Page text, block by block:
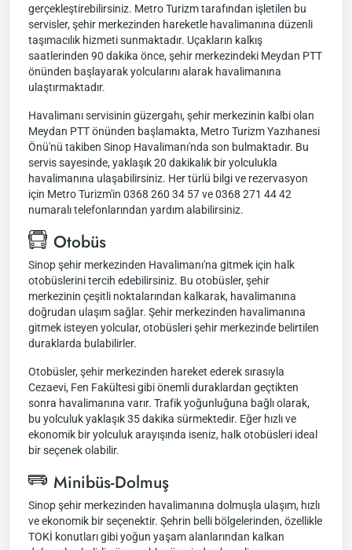
gerçekleştirebilirsiniz. Metro Turizm tarafından işletilen bu
servisler, şehir merkezinden hareketle havalimanına düzenli
taşımacılık hizmeti sunmaktadır. Uçakların kalkış
saatlerinden 90 dakika önce, şehir merkezindeki Meydan PTT
önünden başlayarak yolcularını alarak havalimanına
ulaştırmaktadır.
Havalimanı servisinin güzergahı, şehir merkezinin kalbi olan
Meydan PTT önünden başlamakta, Metro Turizm Yazıhanesi
Önü'nü takiben Sinop Havalimanı'nda son bulmaktadır. Bu
servis sayesinde, yaklaşık 20 dakikalık bir yolculukla
havalimanına ulaşabilirsiniz. Her türlü bilgi ve rezervasyon
için Metro Turizm'in 0368 260 34 57 ve 0368 271 44 42
numaralı telefonlarından yardım alabilirsiniz.
Otobüs
Sinop şehir merkezinden Havalimanı'na gitmek için halk
otobüslerini tercih edebilirsiniz. Bu otobüsler, şehir
merkezinin çeşitli noktalarından kalkarak, havalimanına
doğrudan ulaşım sağlar. Şehir merkezinden havalimanına
gitmek isteyen yolcular, otobüsleri şehir merkezinde belirtilen
duraklarda bulabilirler.
Otobüsler, şehir merkezinden hareket ederek sırasıyla
Cezaevi, Fen Fakültesi gibi önemli duraklardan geçtikten
sonra havalimanına varır. Trafik yoğunluğuna bağlı olarak,
bu yolculuk yaklaşık 35 dakika sürmektedir. Eğer hızlı ve
ekonomik bir yolculuk arayışında iseniz, halk otobüsleri ideal
bir seçenek olabilir.
Minibüs-Dolmuş
Sinop şehir merkezinden havalimanına dolmuşla ulaşım, hızlı
ve ekonomik bir seçenektir. Şehrin belli bölgelerinden, özellikle
TOKİ konutları gibi yoğun yaşam alanlarından kalkan